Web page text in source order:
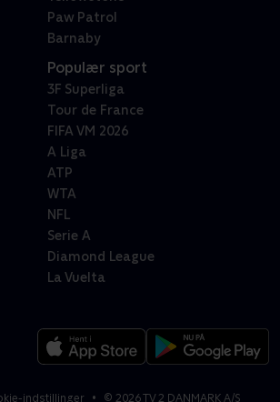
Paw Patrol
Barnaby
Populær sport
3F Superliga
Tour de France
FIFA VM 2026
A Liga
ATP
WTA
NFL
Serie A
Diamond League
La Vuelta
indstillinger © 2026TV 2 DANMARK A/S